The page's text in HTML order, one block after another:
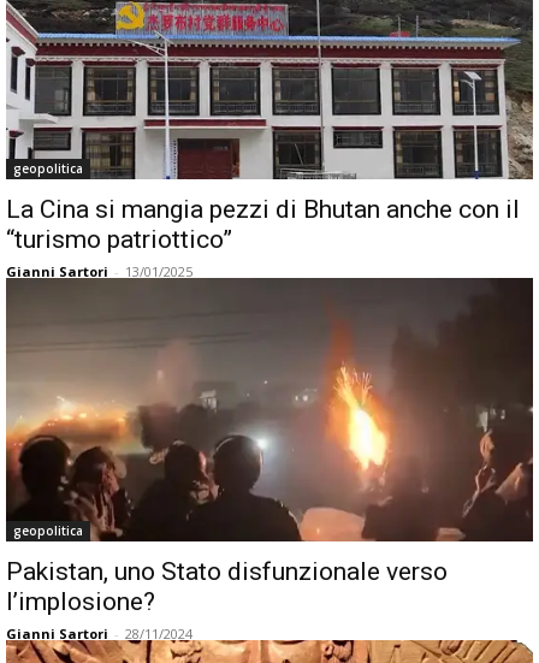
geopolitica
La Cina si mangia pezzi di Bhutan anche con il
“turismo patriottico”
Gianni Sartori - 13/01/2025
geopolitica
Pakistan, uno Stato disfunzionale verso
l’implosione?
Gianni Sartori - 28/11/2024